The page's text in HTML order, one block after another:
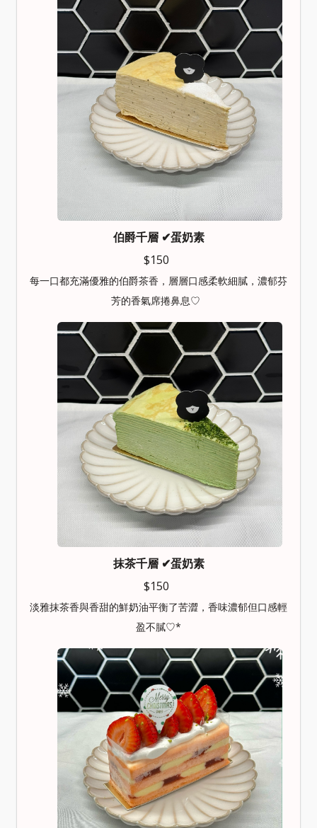
伯爵千層✔︎蛋奶素
$150
每一口都充滿優雅的伯爵茶香，層層口感柔軟細膩，濃郁芬
芳的香氣席捲鼻息♡
抹茶千層✔︎蛋奶素
$150
淡雅抹茶香與香甜的鮮奶油平衡了苦澀，香味濃郁但口感輕
盈不膩♡*